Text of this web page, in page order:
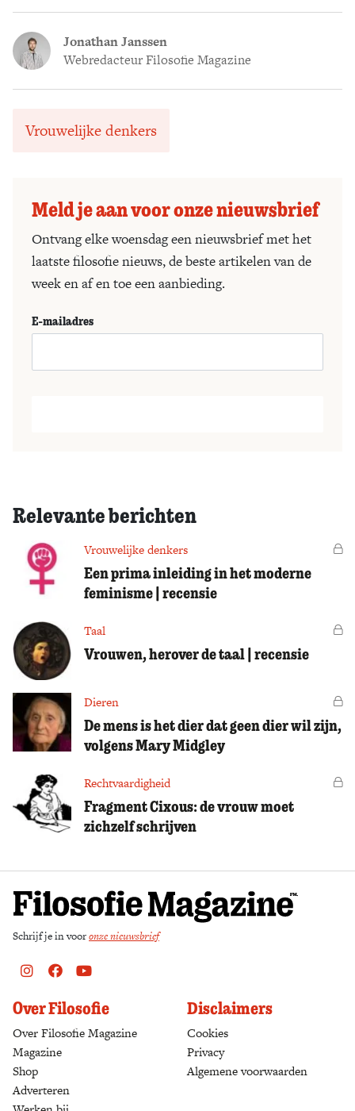
Jonathan Janssen
Webredacteur Filosofie Magazine
Vrouwelijke denkers
Meld je aan voor onze nieuwsbrief
Ontvang elke woensdag een nieuwsbrief met het
laatste filosofie nieuws, de beste artikelen van de
week en af en toe een aanbieding.
E-mailadres
Relevante berichten
Vrouwelijke denkers
Een prima inleiding in het moderne
feminisme | recensie
Taal
Vrouwen, herover de taal | recensie
Dieren
De mens is het dier dat geen dier wil zijn,
volgens Mary Midgley
Rechtvaardigheid
Fragment Cixous: de vrouw moet
zichzelf schrijven
Schrijf je in vooronze nieuwsbrief
Instagram
FacebookYoutube
Over Filosofie
Over Filosofie Magazine
Magazine
Shop
Adverteren
Disclaimers
Cookies
Privacy
Algemene voorwaarden